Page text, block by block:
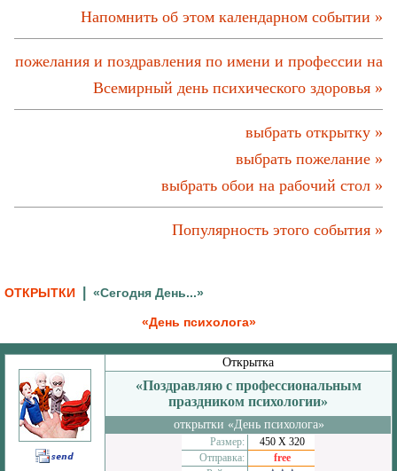
Напомнить об этом календарном событии »
пожелания и поздравления по имени и профессии на
Всемирный день психического здоровья »
выбрать открытку »
выбрать пожелание »
выбрать обои на рабочий стол »
Популярность этого события »
ОТКРЫТКИ «Сегодня День...»
«День психолога»
Открытка
«Поздравляю с профессиональным
праздником психологии»
открытки «День психолога»
Размер:
450 Х 320
Отправка:
free